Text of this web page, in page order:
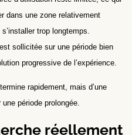
dans une zone relativement
trop longtemps.
sollicitée sur une période bien
progressive de l’expérience.
rapidement, mais d’une
période prolongée.
réellement